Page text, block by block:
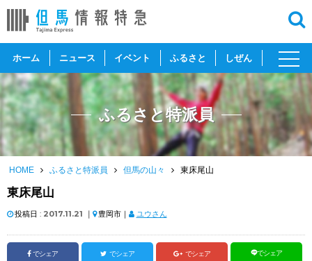
ホーム ニュース イベント ふるさと しぜん
toggle
ふるさと特派員
HOME ふるさと特派員 但馬の山々 東床尾山
東床尾山
投稿日 : 2017.11.21 ｜ 豊岡市｜ ユウさん
でシェア でシェア でシェア でシェア